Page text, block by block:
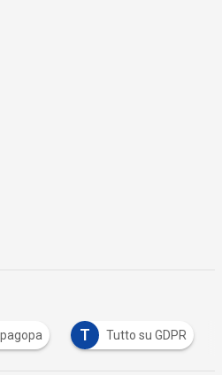
pagopa T Tutto su GDPR